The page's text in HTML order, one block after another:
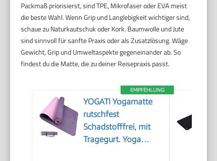
Packmaß priorisierst, sind TPE, Mikrofaser oder EVA meist
die beste Wahl. Wenn Grip und Langlebigkeit wichtiger sind,
schaue zu Naturkautschuk oder Kork. Baumwolle und Jute
sind sinnvoll für sanfte Praxis oder als Zusatzlösung. Wäge
Gewicht, Grip und Umweltaspekte gegeneinander ab. So
findest du die Matte, die zu deiner Reisepraxis passt.
EMPFEHLUNG
YOGATI Yogamatte
rutschfest
Schadstofffrei, mit
Tragegurt. Yoga